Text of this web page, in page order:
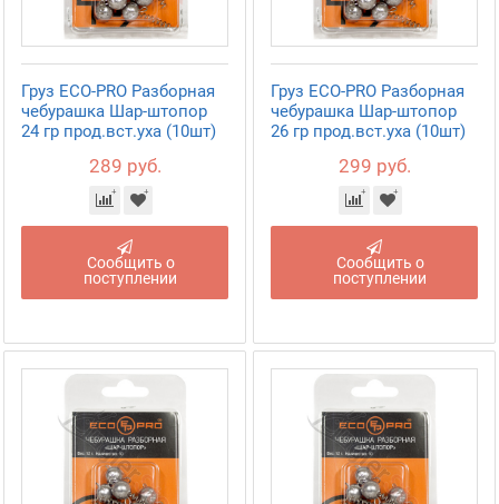
Груз ECO-PRO Разборная
чебурашка Шар-штопор
24 гр прод.вст.уха (10шт)
289 руб.
Сообщить о
поступлении
Груз ECO-PRO Разборная
чебурашка Шар-штопор
26 гр прод.вст.уха (10шт)
299 руб.
Сообщить о
поступлении